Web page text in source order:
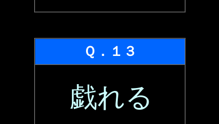
Ｑ．１３
戯れる